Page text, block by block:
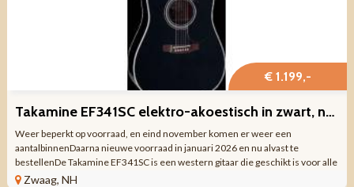
€ 1.199,-
Takamine EF341SC elektro-akoestisch in zwart, nu met koffer
Weer beperkt op voorraad, en eind november komen er weer een
aantalbinnenDaarna nieuwe voorraad in januari 2026 en nu alvast te
bestellenDe Takamine EF341SC is een western gitaar die geschikt is voor alle
genres. De ceder top zorgt voor ...
Zwaag, NH